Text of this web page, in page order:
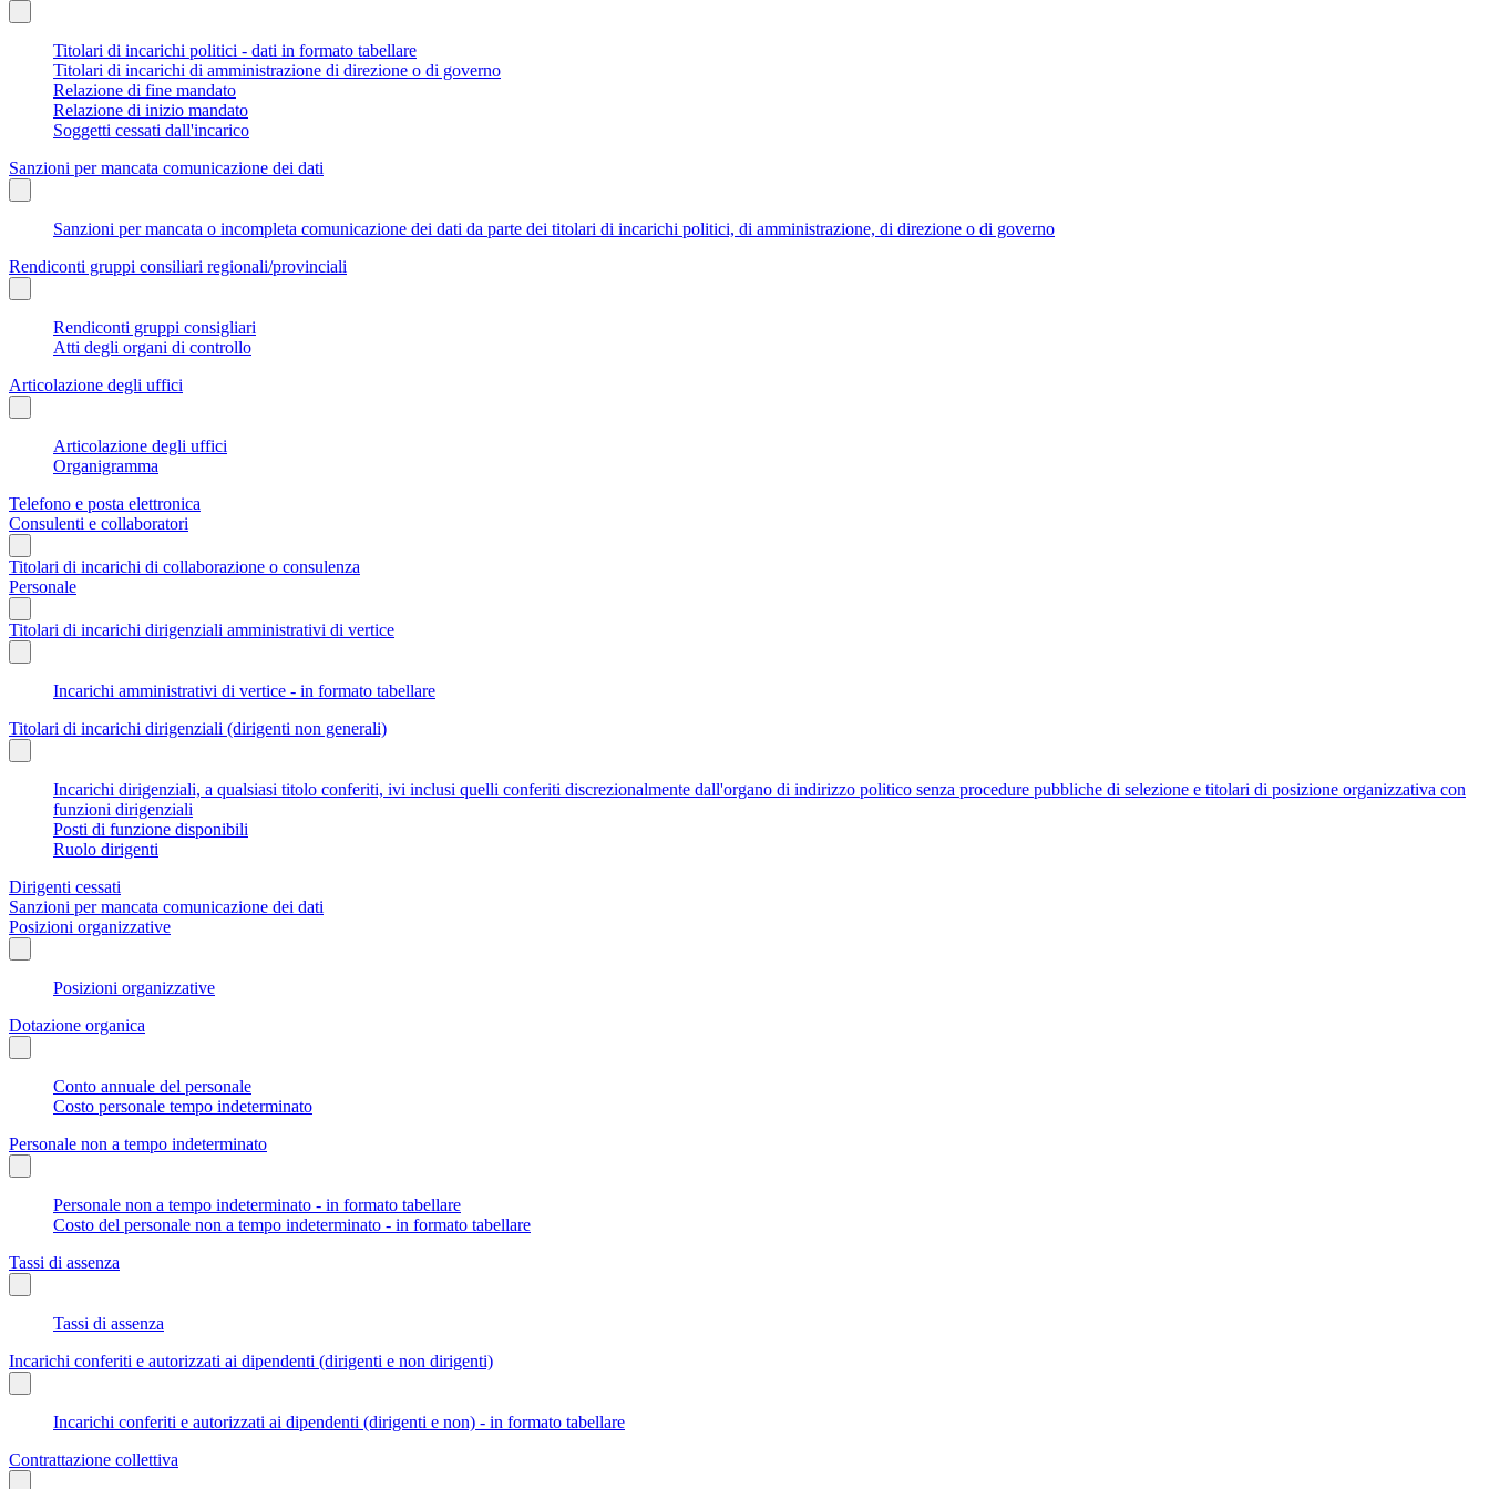
Titolari di incarichi politici - dati in formato tabellare
Titolari di incarichi di amministrazione di direzione o di governo
Relazione di fine mandato
Relazione di inizio mandato
Soggetti cessati dall'incarico
Sanzioni per mancata comunicazione dei dati
Sanzioni per mancata o incompleta comunicazione dei dati da parte dei titolari di incarichi politici, di amministrazione, di direzione o di governo
Rendiconti gruppi consiliari regionali/provinciali
Rendiconti gruppi consigliari
Atti degli organi di controllo
Articolazione degli uffici
Articolazione degli uffici
Organigramma
Telefono e posta elettronica
Consulenti e collaboratori
Titolari di incarichi di collaborazione o consulenza
Personale
Titolari di incarichi dirigenziali amministrativi di vertice
Incarichi amministrativi di vertice - in formato tabellare
Titolari di incarichi dirigenziali (dirigenti non generali)
Incarichi dirigenziali, a qualsiasi titolo conferiti, ivi inclusi quelli conferiti discrezionalmente dall'organo di indirizzo politico senza procedure pubbliche di selezione e titolari di posizione organizzativa con
funzioni dirigenziali
Posti di funzione disponibili
Ruolo dirigenti
Dirigenti cessati
Sanzioni per mancata comunicazione dei dati
Posizioni organizzative
Posizioni organizzative
Dotazione organica
Conto annuale del personale
Costo personale tempo indeterminato
Personale non a tempo indeterminato
Personale non a tempo indeterminato - in formato tabellare
Costo del personale non a tempo indeterminato - in formato tabellare
Tassi di assenza
Tassi di assenza
Incarichi conferiti e autorizzati ai dipendenti (dirigenti e non dirigenti)
Incarichi conferiti e autorizzati ai dipendenti (dirigenti e non) - in formato tabellare
Contrattazione collettiva